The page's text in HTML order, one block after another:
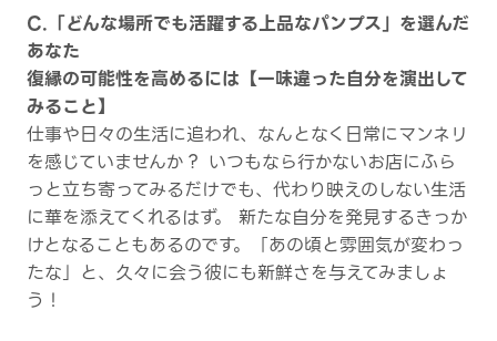
C.「どんな場所でも活躍する上品なパンプス」を選んだ
あなた
復縁の可能性を高めるには【一味違った自分を演出して
みること】
仕事や日々の生活に追われ、なんとなく日常にマンネリ
を感じていませんか？ いつもなら行かないお店にふら
っと立ち寄ってみるだけでも、代わり映えのしない生活
に華を添えてくれるはず。 新たな自分を発見するきっか
けとなることもあるのです。「あの頃と雰囲気が変わっ
たな」と、久々に会う彼にも新鮮さを与えてみましょ
う！